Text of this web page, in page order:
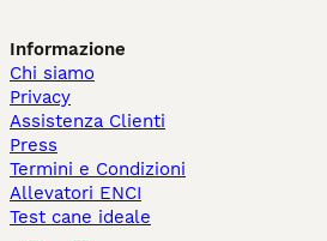
Informazione
Chi siamo
Privacy
Assistenza Clienti
Press
Termini e Condizioni
Allevatori ENCI
Test cane ideale